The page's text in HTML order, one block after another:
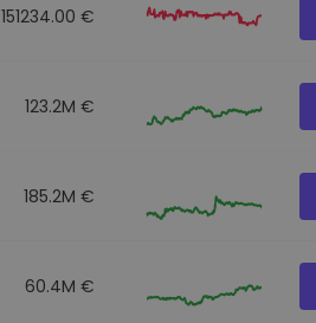
151234.00 €
123.2M €
185.2M €
60.4M €